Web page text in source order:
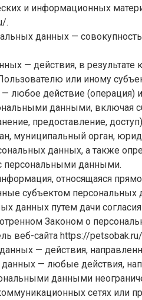
и информационных
.
данных —
— действия, в
или иному
любое действие (операция)
данными, включая
предоставление,
муниципальный орган,
данных, а также
персональными данными.
относящаяся
субъектом персональных
данных путем дачи
Законом о
веб-сайта https://petsobak.ru/
— действия,
данных — любые действия,
данными
сетях или